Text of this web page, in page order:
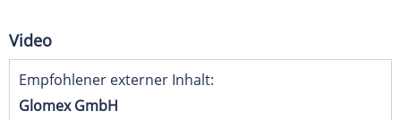
Video
Empfohlener externer Inhalt:
Glomex GmbH